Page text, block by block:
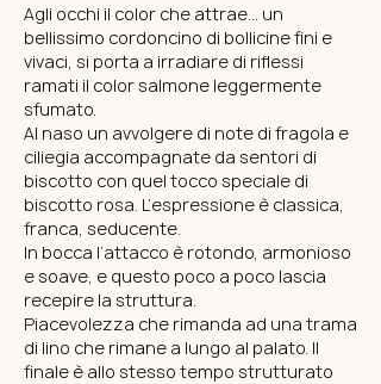
Agli occhi il color che attrae… un
bellissimo cordoncino di bollicine fini e
vivaci, si porta a irradiare di riflessi
ramati il color salmone leggermente
sfumato.
Al naso un avvolgere di note di fragola e
ciliegia accompagnate da sentori di
biscotto con quel tocco speciale di
biscotto rosa. L’espressione è classica,
franca, seducente.
In bocca l’attacco è rotondo, armonioso
e soave, e questo poco a poco lascia
recepire la struttura.
Piacevolezza che rimanda ad una trama
di lino che rimane a lungo al palato. Il
finale è allo stesso tempo strutturato